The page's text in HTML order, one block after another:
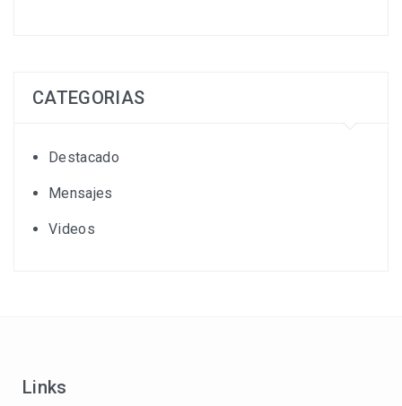
CATEGORIAS
Destacado
Mensajes
Videos
Links